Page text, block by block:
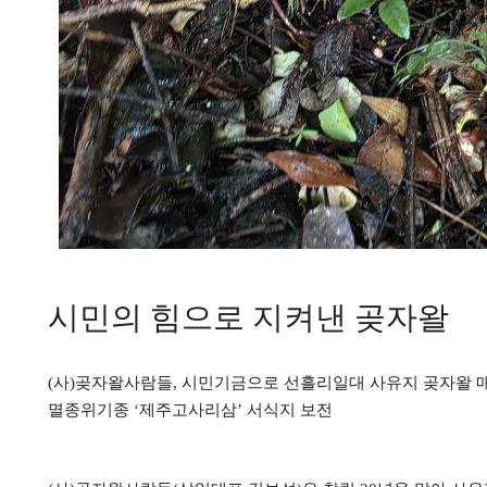
시민의 힘으로 지켜낸 곶자왈
(사)곶자왈사람들, 시민기금으로 선흘리일대 사유지 곶자왈
멸종위기종 ‘제주고사리삼’ 서식지 보전